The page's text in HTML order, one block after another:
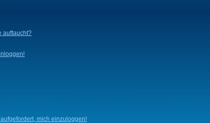
auftaucht?
mich einzuloggen!